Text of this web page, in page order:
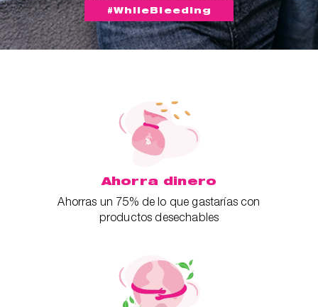
#WhileBleeding
Ahorra dinero
Ahorras un 75% de lo que gastarías con
productos desechables